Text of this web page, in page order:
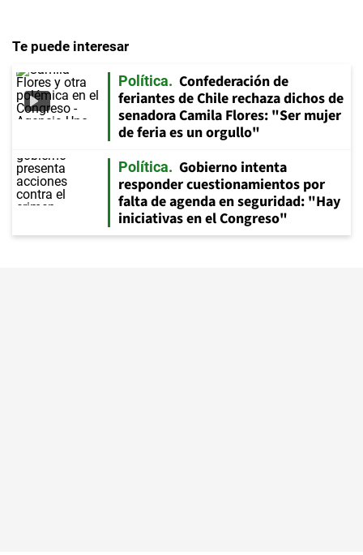
Te puede interesar
Política
Confederación de
feriantes de Chile rechaza dichos de
senadora Camila Flores: "Ser mujer
de feria es un orgullo"
Política
Gobierno intenta
responder cuestionamientos por
falta de agenda en seguridad: "Hay
iniciativas en el Congreso"